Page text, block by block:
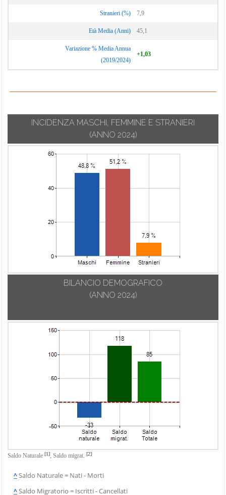
Stranieri (%) 7,9
Età Media (Anni) 45,1
Variazione % Media Annua
(2019/2024)
+1,03
INCIDENZA MASCHI, FEMMINE E STRANIERI
(ANNO 2024)
BILANCIO DEMOGRAFICO
(ANNO 2024)
Saldo Naturale [1], Saldo migrat. [2]
^Saldo Naturale = Nati - Morti
^Saldo Migratorio = Iscritti - Cancellati